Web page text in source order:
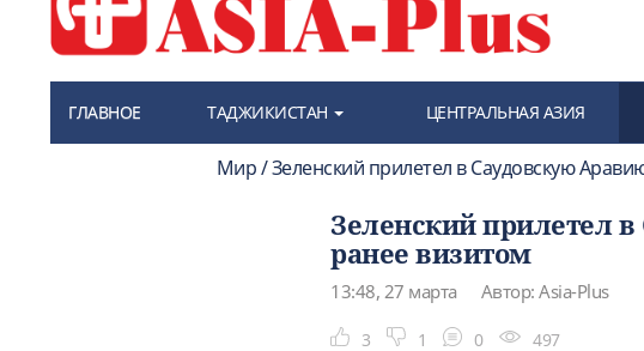
ГЛАВНОЕ ТАДЖИКИСТАН ЦЕНТРАЛЬНАЯ АЗИЯ
Мир / Зеленский прилетел в Саудовскую
Зеленский прилетел
ранее визитом
13:48, 27 марта Автор: Asia-Plus
3 1 0 497